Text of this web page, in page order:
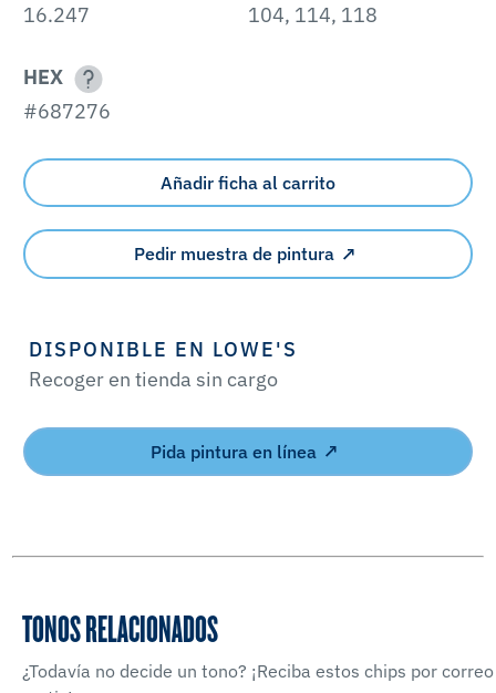
16.247
104, 114, 118
HEX
#687276
Añadir ficha al carrito
Pedir muestra de pintura
DISPONIBLE EN LOWE'S
Recoger en tienda sin cargo
Pida pintura en línea
TONOS RELACIONADOS
¿Todavía no decide un tono? ¡Reciba estos chips por correo